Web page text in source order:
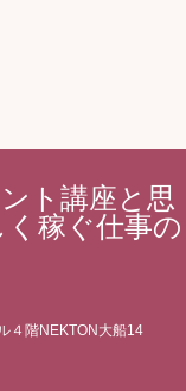
ト講座と思
稼ぐ仕事の
４階NEKTON大船14